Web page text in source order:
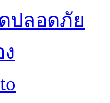
ปลอดภัย